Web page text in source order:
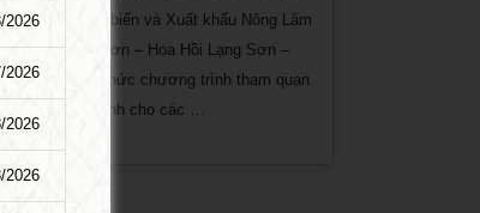
TNHH Chế biến và Xuất khẩu Nông Lâm
sản Lạng Sơn – Hoa Hồi Lạng Sơn –
Aforex tổ chức chương trình tham quan
kiến tập dành cho các …
2026
2026
2026
2026